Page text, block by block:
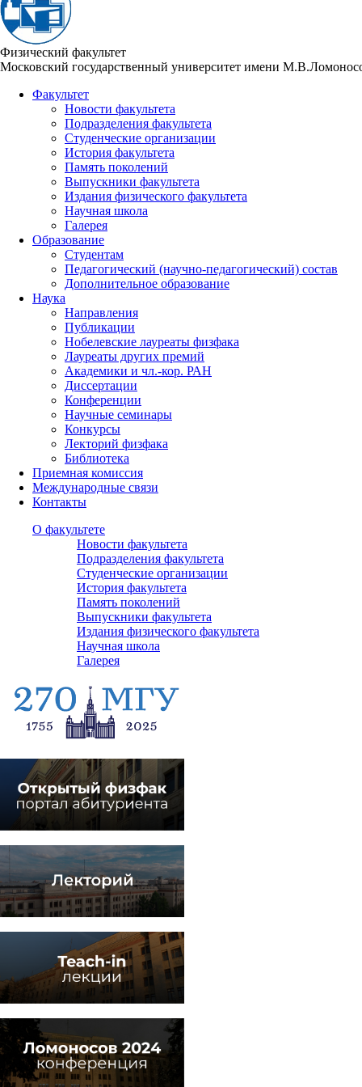
Физический факультет
Московский государственный университет имени
Факультет
Новости факультета
Подразделения факультета
Студенческие организации
История факультета
Память поколений
Выпускники факультета
Издания физического факультета
Научная школа
Галерея
Образование
Студентам
Педагогический (научно-педагогический) состав
Дополнительное образование
Наука
Направления
Публикации
Нобелевские лауреаты физфака
Лауреаты других премий
Академики и чл.-кор. РАН
Диссертации
Конференции
Научные семинары
Конкурсы
Лекторий физфака
Библиотека
Приемная комиссия
Международные связи
Контакты
О факультете
Новости факультета
Подразделения факультета
Студенческие организации
История факультета
Память поколений
Выпускники факультета
Издания физического факультета
Научная школа
Галерея